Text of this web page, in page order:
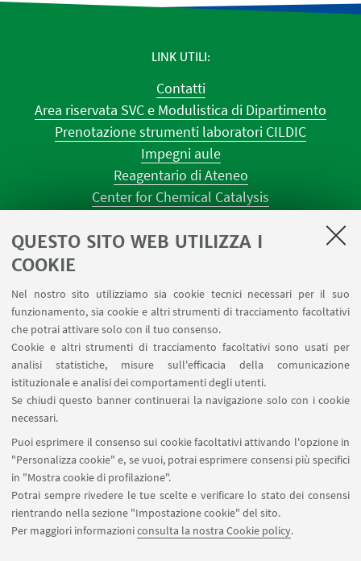
QUESTO SITO WEB UTILIZZA I
COOKIE
Nel nostro sito utilizziamo sia cookie tecnici necessari per il suo
funzionamento, sia cookie e altri strumenti di tracciamento facoltativi
che potrai attivare solo con il tuo consenso.
Cookie e altri strumenti di tracciamento facoltativi sono usati per
analisi statistiche, misure sull'efficacia della comunicazione
istituzionale e analisi dei comportamenti degli utenti.
Se chiudi questo banner continuerai la navigazione solo con i cookie
necessari.
Puoi esprimere il consenso sui cookie facoltativi attivando l'opzione in
"Personalizza cookie" e, se vuoi, potrai esprimere consensi più specifici
in "Mostra cookie di profilazione".
Potrai sempre rivedere le tue scelte e verificare lo stato dei consensi
rientrando nella sezione "Impostazione cookie" del sito.
Per maggiori informazioniconsulta la nostra Cookie policy.
LINK UTILI
Contatti
Area riservata SVC e Modulistica di Dipartimento
Prenotazione strumenti laboratori CILDIC
Impegni aule
Reagentario di Ateneo
Center for Chemical Catalysis
AULE U.E. 4 NAVILE
Prenotazione NMR Navile
Prenotazione strumenti del Dipartimento CHIMIND
SEGUI IL DIPARTIMENTO SU:
SEGUI UNIBO SU:
APP: